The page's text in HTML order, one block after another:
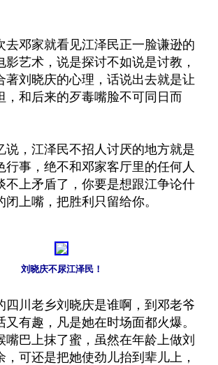
去邓家就看见江泽民正一脸谦逊的
影艺术，说是探讨不如说是讨教，
著刘晓庆的心理，话说出去就是让
，和后来的歹毒嘴脸不可同日而
说，江泽民不招人讨厌的地方就是
行事，绝不和邓家客厅里的任何人
不上矛盾了，你要是想跟江争论什
上嘴，把胜利只留给你。
刘晓庆不尿江泽民！
四川老乡刘晓庆是谁啊，到邓老爷
有趣，凡是她在时场面都火爆。
嘴巴上抹了蜜，虽然在年龄上做刘
，可还是把她使劲儿抬到辈儿上，